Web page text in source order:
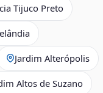
Tijuco Preto
Jardim Alterópolis
Altos de Suzano